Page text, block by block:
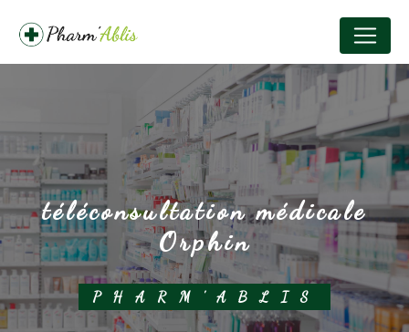
téléconsultation médicale
Orphin
PHARM'ABLIS